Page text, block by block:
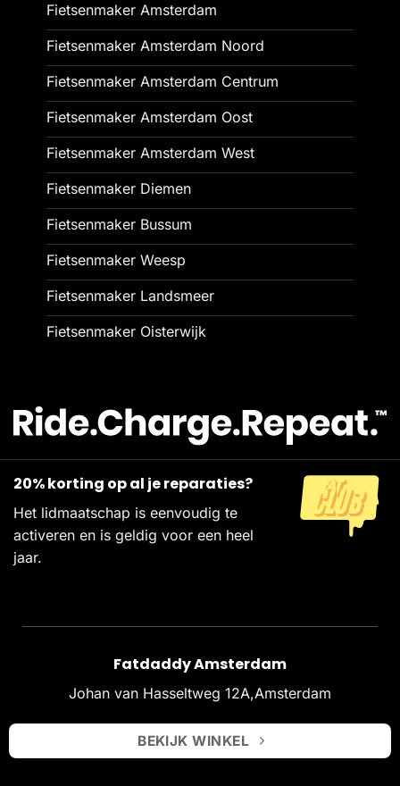
Fietsenmaker Amsterdam
Fietsenmaker Amsterdam Noord
Fietsenmaker Amsterdam Centrum
Fietsenmaker Amsterdam Oost
Fietsenmaker Amsterdam West
Fietsenmaker Diemen
Fietsenmaker Bussum
Fietsenmaker Weesp
Fietsenmaker Landsmeer
Fietsenmaker Oisterwijk
20% korting op al je reparaties?
Het lidmaatschap is eenvoudig te
activeren en is geldig voor een heel
jaar.
Fatdaddy Amsterdam
Johan van Hasseltweg 12A,Amsterdam
BEKIJK WINKEL